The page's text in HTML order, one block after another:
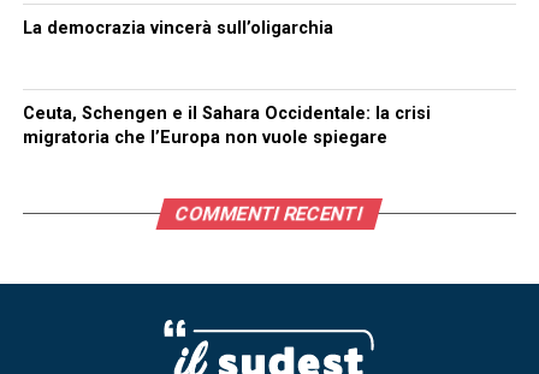
La democrazia vincerà sull’oligarchia
Ceuta, Schengen e il Sahara Occidentale: la crisi
migratoria che l’Europa non vuole spiegare
COMMENTI RECENTI